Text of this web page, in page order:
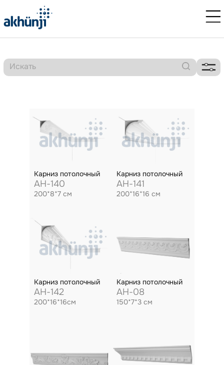
Карниз потолочный
AH-140
200*8*7 см
Карниз потолочный
AH-141
200*16*16 см
Карниз потолочный
AH-142
200*16*16см
Карниз потолочный
AH-08
150*7*3 см